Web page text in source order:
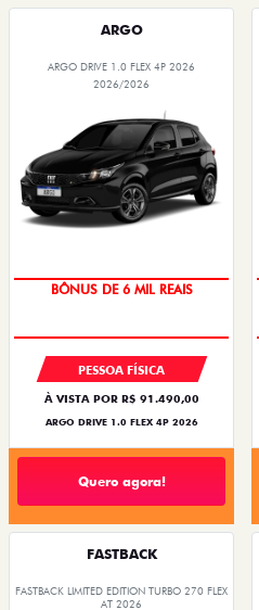
ARGO
ARGO DRIVE 1.0 FLEX 4P 2026
2026/2026
BÔNUS DE 6 MIL REAIS
TAXA ZERO
PESSOA FÍSICA
À VISTA POR R$ 91.490,00
ARGO DRIVE 1.0 FLEX 4P 2026
Quero agora!
FASTBACK
FASTBACK LIMITED EDITION TURBO 270 FLEX
AT 2026